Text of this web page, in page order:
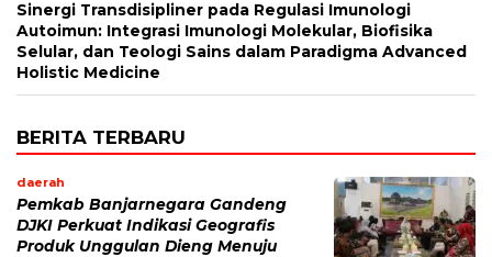
Sinergi Transdisipliner pada Regulasi Imunologi
Autoimun: Integrasi Imunologi Molekular, Biofisika
Selular, dan Teologi Sains dalam Paradigma Advanced
Holistic Medicine
BERITA TERBARU
daerah
Pemkab Banjarnegara Gandeng
DJKI Perkuat Indikasi Geografis
Produk Unggulan Dieng Menuju